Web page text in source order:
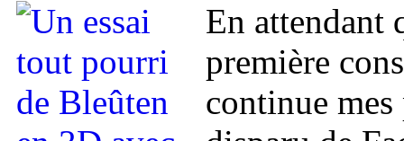
En attendant
première
continue